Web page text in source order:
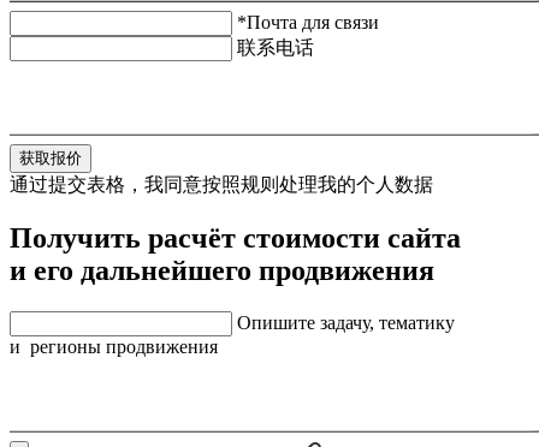
*Почта для связи
联系电话
获取报价
通过提交表格，我同意按照规则处理我的个人数据
Получить расчёт стоимости сайта
и его дальнейшего продвижения
Опишите задачу, тематику
и регионы продвижения